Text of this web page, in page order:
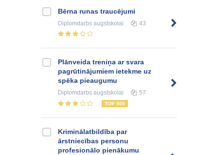
Bērna runas traucējumi
Diplomdarbs augstskolai 43
Plānveida treniņa ar svara
pagrūtinājumiem ietekme uz
spēka pieaugumu
Diplomdarbs augstskolai 57
TOP 500
Kriminālatbildība par
ārstniecības personu
profesionālo pienākumu